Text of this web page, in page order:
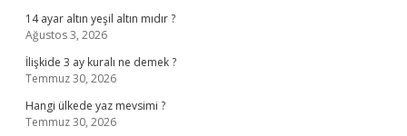
14 ayar altın yeşil altın mıdır ?
Ağustos 3, 2026
İlişkide 3 ay kuralı ne demek ?
Temmuz 30, 2026
Hangi ülkede yaz mevsimi ?
Temmuz 30, 2026